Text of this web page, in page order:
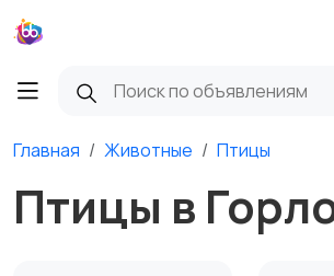
Главная Животные Птицы
Птицы в